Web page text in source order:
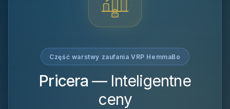
Część warstwy zaufania VRP HemmaBo
Pricera — Inteligentne
ceny